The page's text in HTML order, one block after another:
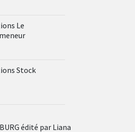
Le
Stock
édité par Liana